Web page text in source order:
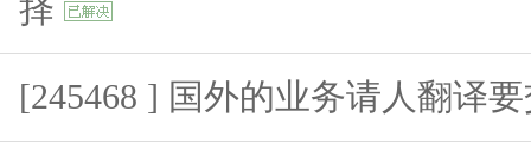
择
[245468 ] 国外的业务请人翻译